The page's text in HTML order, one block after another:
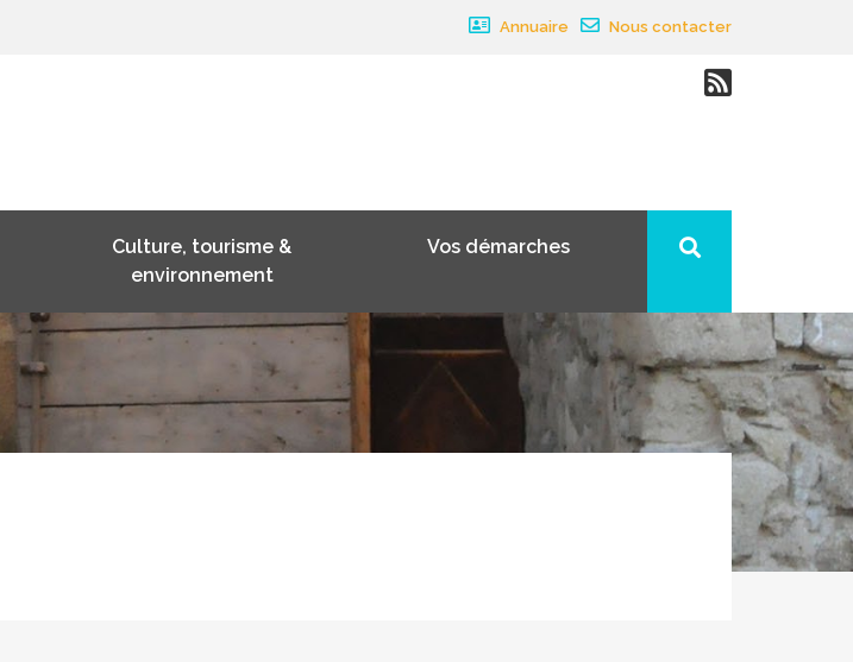
Annuaire Nous contacter
Culture, tourisme &
environnement
Vos démarches
×